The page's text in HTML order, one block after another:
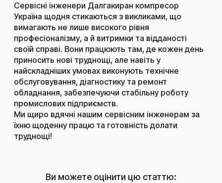
Сервісні інженери Далгакиран компресор
Україна щодня стикаються з викликами, що
вимагають не лише високого рівня
професіоналізму, а й витримки та відданості
своїй справі. Вони працюють там, де кожен день
приносить нові труднощі, але навіть у
найскладніших умовах виконують технічне
обслуговування, діагностику та ремонт
обладнання, забезпечуючи стабільну роботу
промислових підприємств.
Ми щиро вдячні нашим сервісним інженерам за
їхню щоденну працю та готовність долати
труднощі!
Ви можете оцінити цю статтю: